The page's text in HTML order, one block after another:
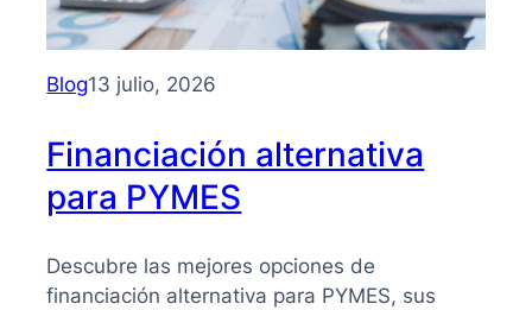
guía
que
necesitas
tomar
mejores
decisiones
Blog13 julio, 2026
Financiación alternativa
para PYMES
Descubre las mejores opciones de
financiación alternativa para PYMES, sus